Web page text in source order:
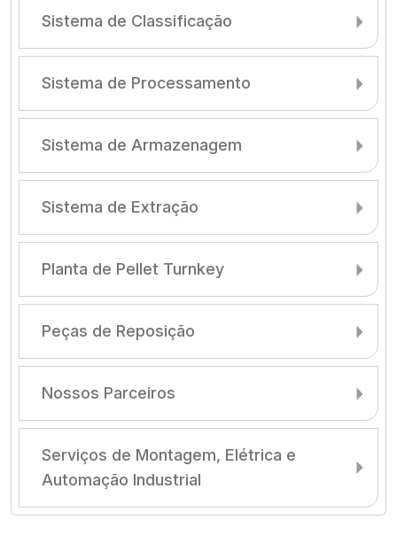
Sistema de Classificação
Sistema de Processamento
Sistema de Armazenagem
Sistema de Extração
Planta de Pellet Turnkey
Peças de Reposição
Nossos Parceiros
Serviços de Montagem, Elétrica e
Automação Industrial